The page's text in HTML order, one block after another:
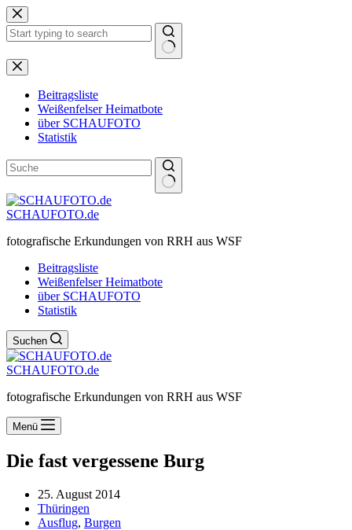
Zum
Inhalt
springen
Keine
Ergebnisse
Beitragsliste
Weißenfelser Heimatbote
über SCHAUFOTO
Statistik
SCHAUFOTO.de
fotografische Erkundungen von RRH aus WSF
Beitragsliste
Weißenfelser Heimatbote
über SCHAUFOTO
Statistik
Suchen
SCHAUFOTO.de
fotografische Erkundungen von RRH aus WSF
Menü
Die fast vergessene Burg
25. August 2014
Thüringen
Ausflug, Burgen